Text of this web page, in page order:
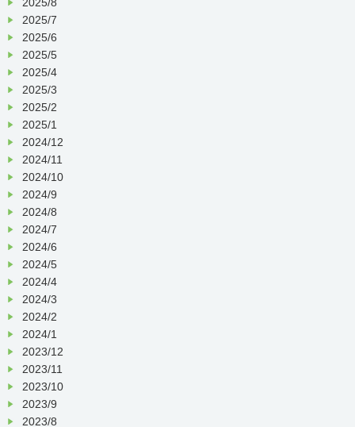
2025/7
2025/6
2025/5
2025/4
2025/3
2025/2
2025/1
2024/12
2024/11
2024/10
2024/9
2024/8
2024/7
2024/6
2024/5
2024/4
2024/3
2024/2
2024/1
2023/12
2023/11
2023/10
2023/9
2023/8